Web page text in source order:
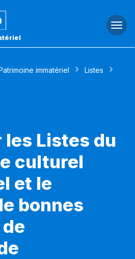
immatériel
Listes
Listes du
culturel
et le
bonnes